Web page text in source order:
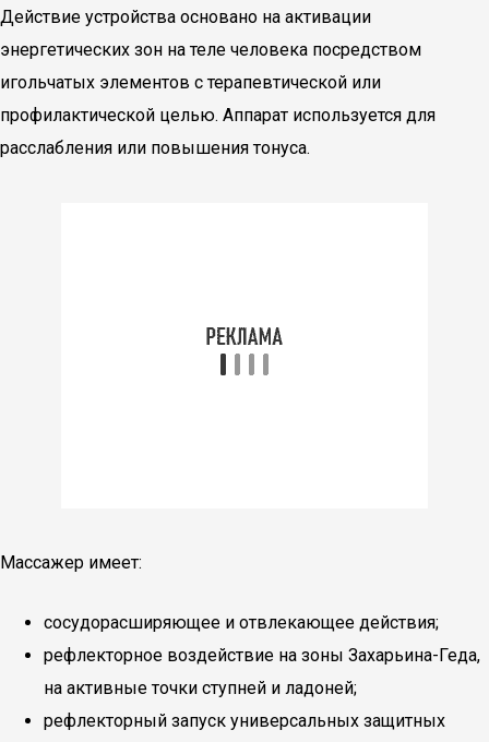
Действие устройства основано на активации
энергетических зон на теле человека посредством
игольчатых элементов с терапевтической или
профилактической целью. Аппарат используется для
расслабления или повышения тонуса.
Массажер имеет:
сосудорасширяющее и отвлекающее действия;
рефлекторное воздействие на зоны Захарьина-Геда,
на активные точки ступней и ладоней;
рефлекторный запуск универсальных защитных